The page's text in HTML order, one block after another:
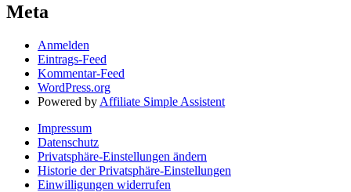
Meta
Anmelden
Eintrags-Feed
Kommentar-Feed
WordPress.org
Powered by Affiliate Simple Assistent
Impressum
Datenschutz
Privatsphäre-Einstellungen ändern
Historie der Privatsphäre-Einstellungen
Einwilligungen widerrufen